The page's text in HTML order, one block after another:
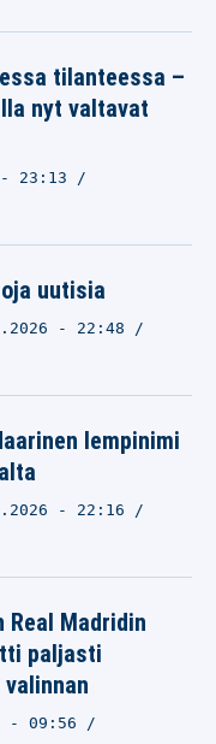
tilanteessa –
nyt valtavat
- 23:13
uutisia
- 22:48
lempinimi
- 22:16
Madridin
paljasti
- 09:56